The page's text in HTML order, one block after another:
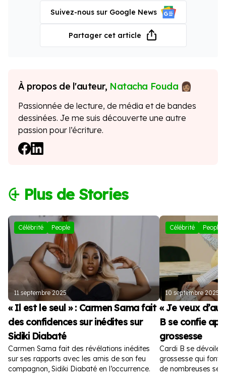
Suivez-nous sur Google News
Partager cet article
À propos de l'auteur, Natacha Fouda
Passionnée de lecture, de média et de bandes
dessinées. Je me suis découverte une autre
passion pour l’écriture.
⨭ Plus de Stories
Célébrité People
11 septembre 2025
« Il est le seul » : Carmen Sama fait
des confidences sur inédites sur
Sidiki Diabaté
Carmen Sama fait des révélations inédites
sur ses rapports avec les amis de son feu
compagnon, Sidiki Diabaté en l’occurrence.
Célébrité People
10 septembre 2025
« Je veux
B se confie
grossesse
Cardi B se dévoile
grossesse qui font
de nombreuses